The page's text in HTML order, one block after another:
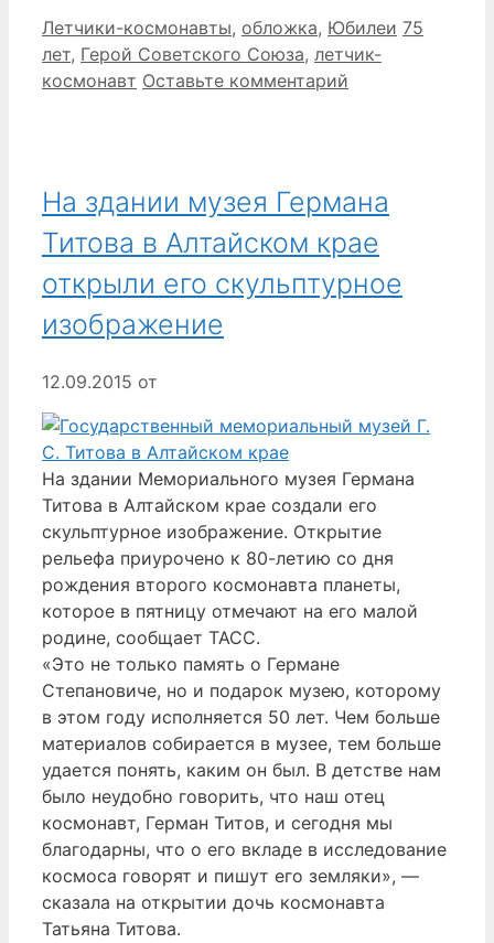
Рубрики
Летчики-космонавты, обложка, Юбилеи Метки
75
лет, Герой Советского Союза, летчик-
космонавт Оставьте комментарий
На здании музея Германа
Титова в Алтайском крае
открыли его скульптурное
изображение
12.09.2015 от
На здании Мемориального музея Германа
Титова в Алтайском крае создали его
скульптурное изображение. Открытие
рельефа приурочено к 80-летию со дня
рождения второго космонавта планеты,
которое в пятницу отмечают на его малой
родине, сообщает ТАСС.
«Это не только память о Германе
Степановиче, но и подарок музею, которому
в этом году исполняется 50 лет. Чем больше
материалов собирается в музее, тем больше
удается понять, каким он был. В детстве нам
было неудобно говорить, что наш отец
космонавт, Герман Титов, и сегодня мы
благодарны, что о его вкладе в исследование
космоса говорят и пишут его земляки», —
сказала на открытии дочь космонавта
Татьяна Титова.